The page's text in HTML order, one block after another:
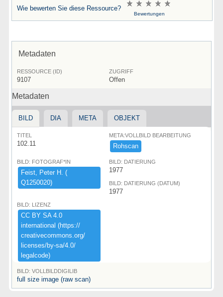
Wie bewerten Sie diese Ressource?
Bewertungen
Metadaten
RESSOURCE (ID)
9107
ZUGRIFF
Offen
Metadaten
BILD DIA META OBJEKT
TITEL
102.11
META:VOLLBILD BEARBEITUNG
Rohscan
BILD: FOTOGRAF*IN
Feist,​ ​Peter ​H.​ ​(​
Q1250020)​
BILD: DATIERUNG
1977
BILD: DATIERUNG (DATUM)
1977
BILD: LIZENZ
CC ​BY ​SA ​4.​0 ​
international ​(​https:​/​/​
creativecommons.​org/​
licenses/​by-​sa/​4.​0/​
legalcode)​
BILD: VOLLBILDDIGILIB
full size image (raw scan)